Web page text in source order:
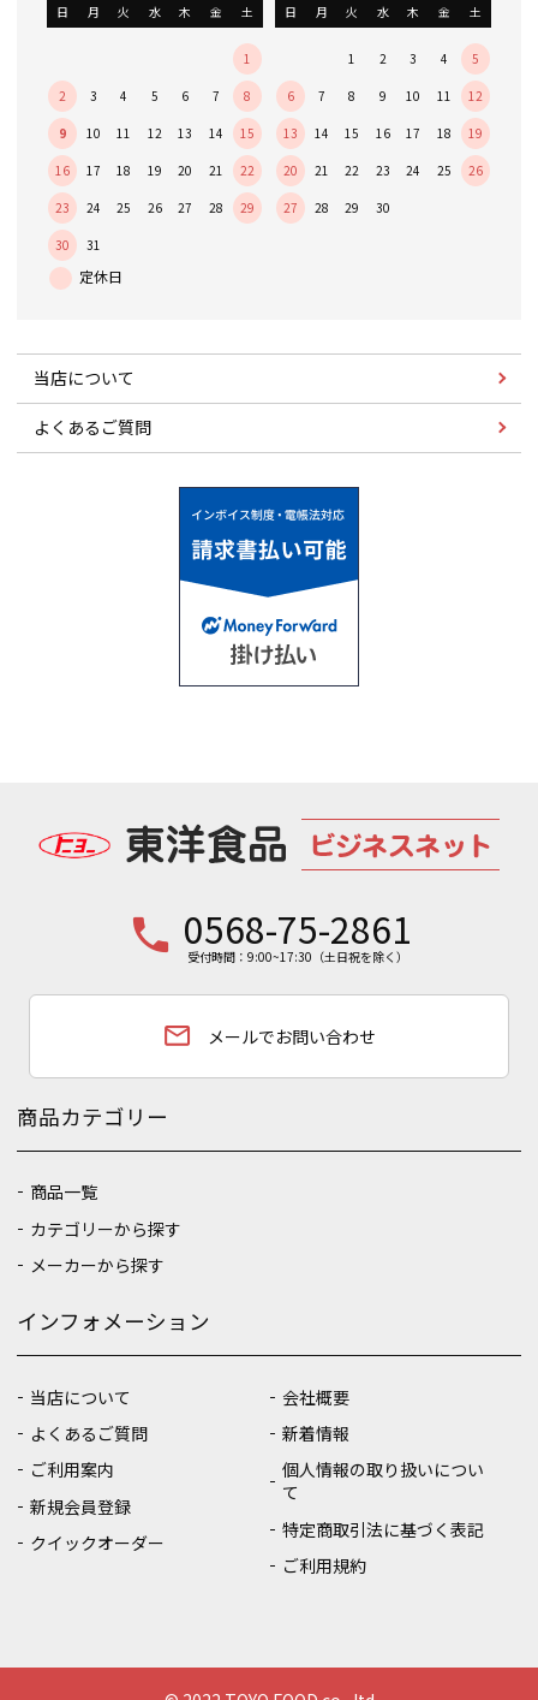
日 月 火 水 木 金 土
1
2 3 4 5 6 7 8
9 10 11 12 13 14 15
16 17 18 19 20 21 22
23 24 25 26 27 28 29
30 31
日 月 火 水 木 金 土
1 2 3 4 5
6 7 8 9 10 11 12
13 14 15 16 17 18 19
20 21 22 23 24 25 26
27 28 29 30
当店について
よくあるご質問
phone 0568-75-2861
受付時間：9:00~17:30（土日祝を除く）
email メールでお問い合わせ
商品カテゴリー
商品一覧
カテゴリーから探す
メーカーから探す
インフォメーション
当店について
よくあるご質問
ご利用案内
新規会員登録
クイックオーダー
会社概要
新着情報
個人情報の取り扱いについ
て
特定商取引法に基づく表記
ご利用規約